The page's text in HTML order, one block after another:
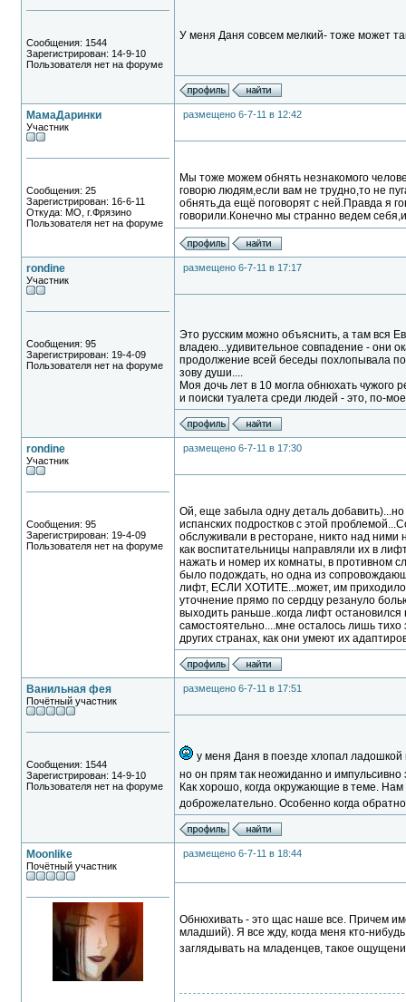
Сообщения: 1544
Зарегистрирован: 14-9-10
Пользователя нет на форуме
У меня Даня совсем мелкий- тоже может
МамаДаринки
Участник
Сообщения: 25
Зарегистрирован: 16-6-11
Откуда: МО, г.Фрязино
Пользователя нет на форуме
размещено 6-7-11 в 12:42
Мы тоже можем обнять незнакомого
говорю людям,если вам не трудно,то не
обнять,да ещё поговорят с ней.Правда я
говорили.Конечно мы странно ведем
rondine
Участник
Сообщения: 95
Зарегистрирован: 19-4-09
Пользователя нет на форуме
размещено 6-7-11 в 17:17
Это русским можно объяснить, а там вся
владею...удивительное совпадение - они
продолжение всей беседы похлопывала по
зову души....
Моя дочь лет в 10 могла обнюхать чужого
и поиски туалета среди людей - это, по-
rondine
Участник
Сообщения: 95
Зарегистрирован: 19-4-09
Пользователя нет на форуме
размещено 6-7-11 в 17:30
Ой, еще забыла одну деталь
испанских подростков с этой
обслуживали в ресторане, никто над ними
как воспитательницы направляли их в
нажать и номер их комнаты, в противном
было подождать, но одна из
лифт, ЕСЛИ ХОТИТЕ...может, им
уточнение прямо по сердцу резануло
выходить раньше..когда лифт
самостоятельно....мне осталось лишь
других странах, как они умеют их
Ванильная фея
Почётный участник
Сообщения: 1544
Зарегистрирован: 14-9-10
Пользователя нет на форуме
размещено 6-7-11 в 17:51
у меня Даня в поезде хлопал ладошкой
но он прям так неожиданно и импульсивно
Как хорошо, когда окружающие в теме.
доброжелательно. Особенно когда
Moonlike
Почётный участник
размещено 6-7-11 в 18:44
Обнюхивать - это щас наше все. Причем
младший). Я все жду, когда меня кто-
заглядывать на младенцев, такое